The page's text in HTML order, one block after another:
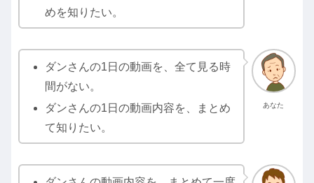
めを知りたい。
あなた
ダンさんの1日の動画を、全て見る時
間がない。
ダンさんの1日の動画内容を、まとめ
て知りたい。